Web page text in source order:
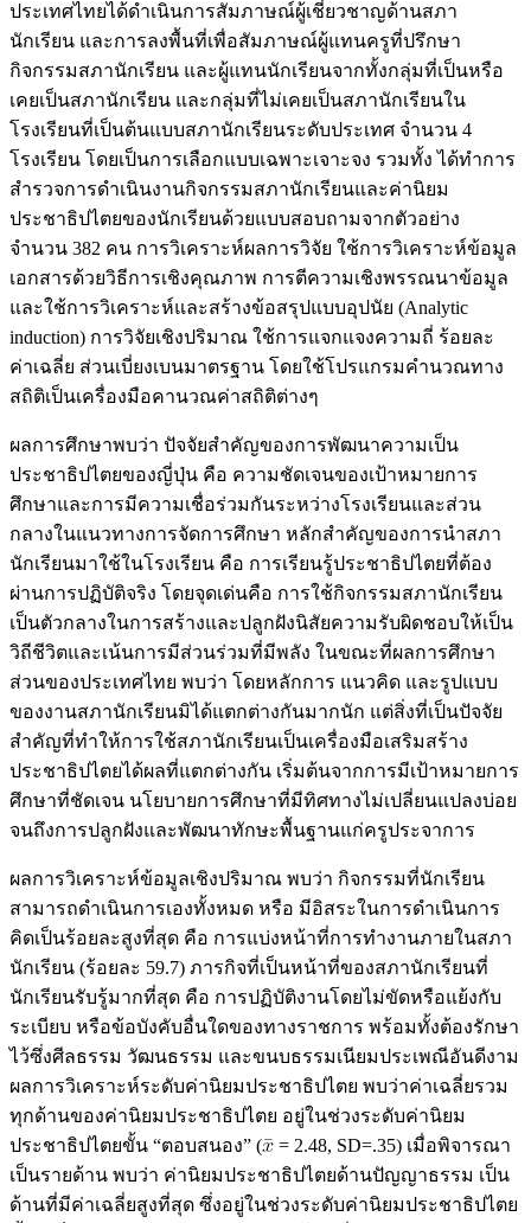
ประเทศไทยได้ดำเนินการสัมภาษณ์ผู้เชี่ยวชาญด้านสภา
นักเรียน และการลงพื้นที่เพื่อสัมภาษณ์ผู้แทนครูที่ปรึกษา
กิจกรรมสภานักเรียน และผู้แทนนักเรียนจากทั้งกลุ่มที่เป็นหรือ
เคยเป็นสภานักเรียน และกลุ่มที่ไม่เคยเป็นสภานักเรียนใน
โรงเรียนที่เป็นต้นแบบสภานักเรียนระดับประเทศ จำนวน 4
โรงเรียน โดยเป็นการเลือกแบบเฉพาะเจาะจง รวมทั้ง ได้ทำการ
สำรวจการดำเนินงานกิจกรรมสภานักเรียนและค่านิยม
ประชาธิปไตยของนักเรียนด้วยแบบสอบถามจากตัวอย่าง
จำนวน 382 คน การวิเคราะห์ผลการวิจัย ใช้การวิเคราะห์ข้อมูล
เอกสารด้วยวิธีการเชิงคุณภาพ การตีความเชิงพรรณนาข้อมูล
และใช้การวิเคราะห์และสร้างข้อสรุปแบบอุปนัย (Analytic
induction) การวิจัยเชิงปริมาณ ใช้การแจกแจงความถี่ ร้อยละ
ค่าเฉลี่ย ส่วนเบี่ยงเบนมาตรฐาน โดยใช้โปรแกรมคำนวณทาง
สถิติเป็นเครื่องมือคานวณค่าสถิติต่างๆ
ผลการศึกษาพบว่า ปัจจัยสำคัญของการพัฒนาความเป็น
ประชาธิปไตยของญี่ปุ่น คือ ความชัดเจนของเป้าหมายการ
ศึกษาและการมีความเชื่อร่วมกันระหว่างโรงเรียนและส่วน
กลางในแนวทางการจัดการศึกษา หลักสำคัญของการนำสภา
นักเรียนมาใช้ในโรงเรียน คือ การเรียนรู้ประชาธิปไตยที่ต้อง
ผ่านการปฏิบัติจริง โดยจุดเด่นคือ การใช้กิจกรรมสภานักเรียน
เป็นตัวกลางในการสร้างและปลูกฝังนิสัยความรับผิดชอบให้เป็น
วิถีชีวิตและเน้นการมีส่วนร่วมที่มีพลัง ในขณะที่ผลการศึกษา
ส่วนของประเทศไทย พบว่า โดยหลักการ แนวคิด และรูปแบบ
ของงานสภานักเรียนมิได้แตกต่างกันมากนัก แต่สิ่งที่เป็นปัจจัย
สำคัญที่ทำให้การใช้สภานักเรียนเป็นเครื่องมือเสริมสร้าง
ประชาธิปไตยได้ผลที่แตกต่างกัน เริ่มต้นจากการมีเป้าหมายการ
ศึกษาที่ชัดเจน นโยบายการศึกษาที่มีทิศทางไม่เปลี่ยนแปลงบ่อย
จนถึงการปลูกฝังและพัฒนาทักษะพื้นฐานแก่ครูประจาการ
ผลการวิเคราะห์ข้อมูลเชิงปริมาณ พบว่า กิจกรรมที่นักเรียน
สามารถดำเนินการเองทั้งหมด หรือ มีอิสระในการดำเนินการ
คิดเป็นร้อยละสูงที่สุด คือ การแบ่งหน้าที่การทำงานภายในสภา
นักเรียน (ร้อยละ 59.7) ภารกิจที่เป็นหน้าที่ของสภานักเรียนที่
นักเรียนรับรู้มากที่สุด คือ การปฏิบัติงานโดยไม่ขัดหรือแย้งกับ
ระเบียบ หรือข้อบังคับอื่นใดของทางราชการ พร้อมทั้งต้องรักษา
ไว้ซึ่งศีลธรรม วัฒนธรรม และขนบธรรมเนียมประเพณีอันดีงาม
ผลการวิเคราะห์ระดับค่านิยมประชาธิปไตย พบว่าค่าเฉลี่ยรวม
ทุกด้านของค่านิยมประชาธิปไตย อยู่ในช่วงระดับค่านิยม
ประชาธิปไตยขั้น “ตอบสนอง” (
= 2.48, SD=.35) เมื่อพิจารณา
เป็นรายด้าน พบว่า ค่านิยมประชาธิปไตยด้านปัญญาธรรม เป็น
ด้านที่มีค่าเฉลี่ยสูงที่สุด ซึ่งอยู่ในช่วงระดับค่านิยมประชาธิปไตย